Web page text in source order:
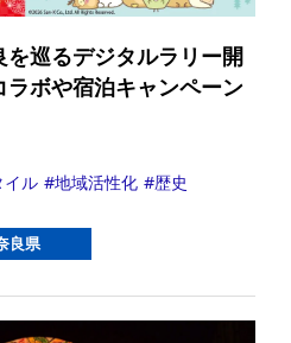
巡るデジタルラリー開
ボや宿泊キャンペーン
イル 地域活性化
歴史
良県